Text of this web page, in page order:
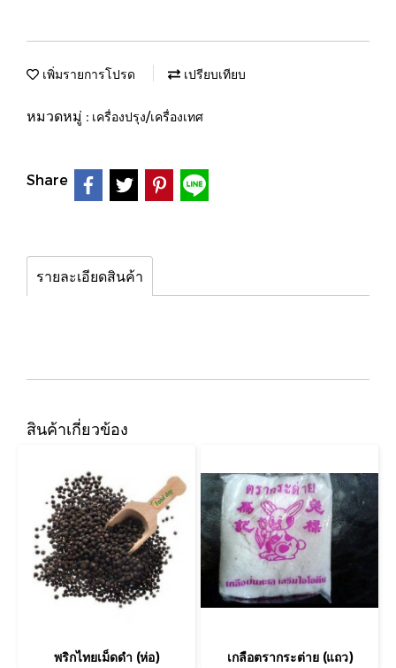
เพิ่มรายการโปรด เปรียบเทียบ
หมวดหมู่ : เครื่องปรุง/เครื่องเทศ
Share
รายละเอียดสินค้า
สินค้าเกี่ยวข้อง
พริกไทยเม็ดดำ (ห่อ) เกลือตรากระต่าย (แถว)